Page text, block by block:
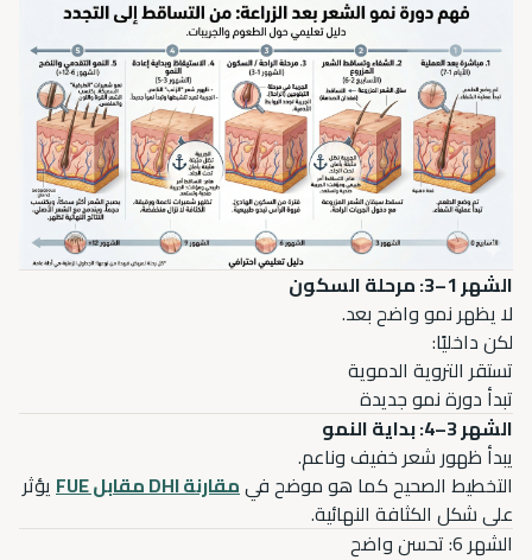
الشهر 1–3: مرحلة السكون
لا يظهر نمو واضح بعد.
لكن داخليًا:
تستقر التروية الدموية
تبدأ دورة نمو جديدة
الشهر 3–4: بداية النمو
يبدأ ظهور شعر خفيف وناعم.
التخطيط الصحيح كما هو موضح فيمقارنة DHI مقابل FUE
يؤثر
على شكل الكثافة النهائية.
الشهر 6: تحسن واضح